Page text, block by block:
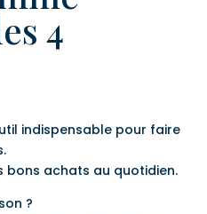
4
indispensable pour faire
bons achats au quotidien.
?